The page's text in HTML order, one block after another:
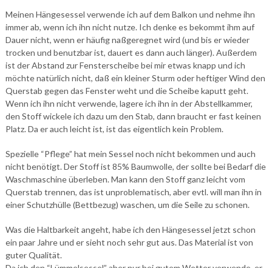
Meinen Hängesessel verwende ich auf dem Balkon und nehme ihn
immer ab, wenn ich ihn nicht nutze. Ich denke es bekommt ihm auf
Dauer nicht, wenn er häufig naßgeregnet wird (und bis er wieder
trocken und benutzbar ist, dauert es dann auch länger). Außerdem
ist der Abstand zur Fensterscheibe bei mir etwas knapp und ich
möchte natürlich nicht, daß ein kleiner Sturm oder heftiger Wind den
Querstab gegen das Fenster weht und die Scheibe kaputt geht.
Wenn ich ihn nicht verwende, lagere ich ihn in der Abstellkammer,
den Stoff wickele ich dazu um den Stab, dann braucht er fast keinen
Platz. Da er auch leicht ist, ist das eigentlich kein Problem.
Spezielle “Pflege” hat mein Sessel noch nicht bekommen und auch
nicht benötigt. Der Stoff ist 85% Baumwolle, der sollte bei Bedarf die
Waschmaschine überleben. Man kann den Stoff ganz leicht vom
Querstab trennen, das ist unproblematisch, aber evtl. will man ihn in
einer Schutzhülle (Bettbezug) waschen, um die Seile zu schonen.
Was die Haltbarkeit angeht, habe ich den Hängesessel jetzt schon
ein paar Jahre und er sieht noch sehr gut aus. Das Material ist von
guter Qualität.